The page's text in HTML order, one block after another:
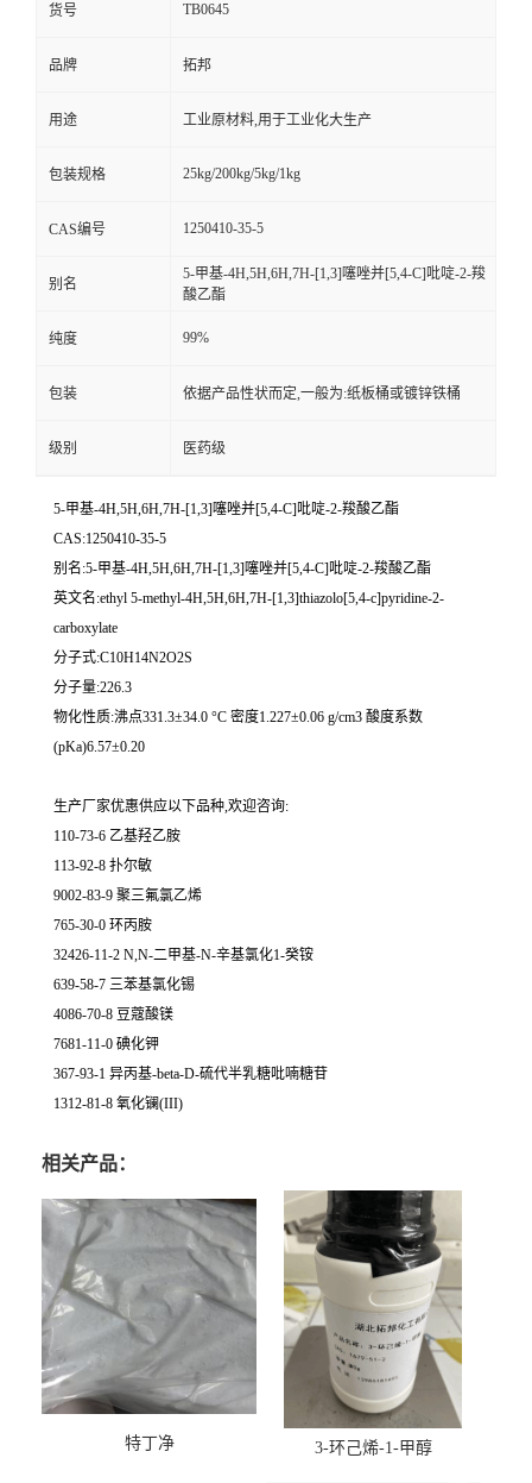
货号 TB0645
品牌 拓邦
用途 工业原材料,用于工业化大生产
包装规格 25kg/200kg/5kg/1kg
CAS编号 1250410-35-5
别名
5-甲基-4H,5H,6H,7H-[1,3]噻唑并[5,4-C]吡啶-2-羧
酸乙酯
纯度 99%
包装 依据产品性状而定,一般为:纸板桶或镀锌铁桶
级别 医药级
5-甲基-4H,5H,6H,7H-[1,3]噻唑并[5,4-C]吡啶-2-羧酸乙酯
CAS:1250410-35-5
别名:5-甲基-4H,5H,6H,7H-[1,3]噻唑并[5,4-C]吡啶-2-羧酸乙酯
英文名:ethyl 5-methyl-4H,5H,6H,7H-[1,3]thiazolo[5,4-c]pyridine-2-
carboxylate
分子式:C10H14N2O2S
分子量:226.3
物化性质:沸点331.3±34.0 °C 密度1.227±0.06 g/cm3 酸度系数
(pKa)6.57±0.20
生产厂家优惠供应以下品种,欢迎咨询:
110-73-6 乙基羟乙胺
113-92-8 扑尔敏
9002-83-9 聚三氟氯乙烯
765-30-0 环丙胺
32426-11-2 N,N-二甲基-N-辛基氯化1-癸铵
639-58-7 三苯基氯化锡
4086-70-8 豆蔻酸镁
7681-11-0 碘化钾
367-93-1 异丙基-beta-D-硫代半乳糖吡喃糖苷
1312-81-8 氧化镧(III)
相关产品：
特丁净 3-环己烯-1-甲醇